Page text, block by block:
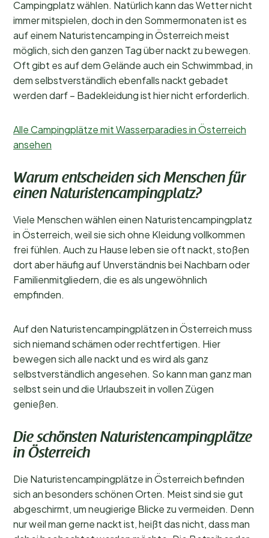
Campingplatz wählen. Natürlich kann das Wetter nicht
immer mitspielen, doch in den Sommermonaten ist es
auf einem Naturistencamping in Österreich meist
möglich, sich den ganzen Tag über nackt zu bewegen.
Oft gibt es auf dem Gelände auch ein Schwimmbad, in
dem selbstverständlich ebenfalls nackt gebadet
werden darf – Badekleidung ist hier nicht erforderlich.
Alle Campingplätze mit Wasserparadies in Österreich
ansehen
Warum entscheiden sich Menschen für
einen Naturistencampingplatz?
Viele Menschen wählen einen Naturistencampingplatz
in Österreich, weil sie sich ohne Kleidung vollkommen
frei fühlen. Auch zu Hause leben sie oft nackt, stoßen
dort aber häufig auf Unverständnis bei Nachbarn oder
Familienmitgliedern, die es als ungewöhnlich
empfinden.
Auf den Naturistencampingplätzen in Österreich muss
sich niemand schämen oder rechtfertigen. Hier
bewegen sich alle nackt und es wird als ganz
selbstverständlich angesehen. So kann man ganz man
selbst sein und die Urlaubszeit in vollen Zügen
genießen.
Die schönsten Naturistencampingplätze
in Österreich
Die Naturistencampingplätze in Österreich befinden
sich an besonders schönen Orten. Meist sind sie gut
abgeschirmt, um neugierige Blicke zu vermeiden. Denn
nur weil man gerne nackt ist, heißt das nicht, dass man